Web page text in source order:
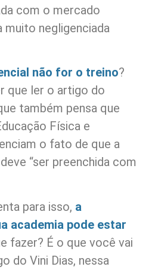
com o mercado
muito negligenciada
não for o treino?
que ler o artigo do
também pensa que
Física e
o fato de que a
“ser preenchida com
para isso, a
academia pode estar
fazer? É o que você vai
do Vini Dias, nessa